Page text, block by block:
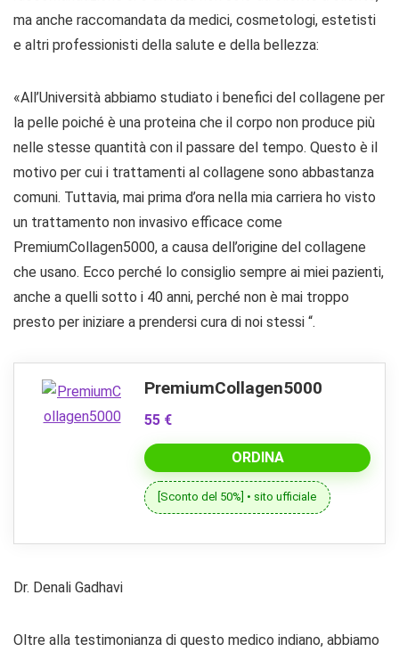
ma anche raccomandata da medici, cosmetologi, estetisti
e altri professionisti della salute e della bellezza:
«All’Università abbiamo studiato i benefici del collagene per
la pelle poiché è una proteina che il corpo non produce più
nelle stesse quantità con il passare del tempo. Questo è il
motivo per cui i trattamenti al collagene sono abbastanza
comuni. Tuttavia, mai prima d’ora nella mia carriera ho visto
un trattamento non invasivo efficace come
PremiumCollagen5000, a causa dell’origine del collagene
che usano. Ecco perché lo consiglio sempre ai miei pazienti,
anche a quelli sotto i 40 anni, perché non è mai troppo
presto per iniziare a prendersi cura di noi stessi “.
PremiumCollagen5000
55 €
ORDINA
[Sconto del 50%] • sito ufficiale
Dr. Denali Gadhavi
Oltre alla testimonianza di questo medico indiano, abbiamo